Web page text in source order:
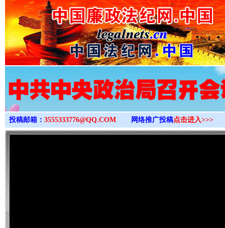
>
投稿邮箱： 3555333776@QQ.COM 网络推广投稿点击进入>>>